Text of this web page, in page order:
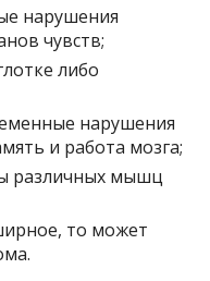
нарушения
чувств;
либо
нарушения
и работа мозга;
различных мышц
то может